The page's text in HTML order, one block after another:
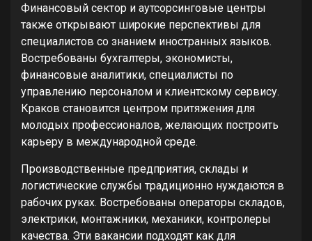
Финансовый сектор и аутсорсинговые центры
также открывают широкие перспективы для
специалистов со знанием иностранных языков.
Востребованы бухгалтеры, экономисты,
финансовые аналитики, специалисты по
управлению персоналом и клиентскому сервису.
Краков становится центром притяжения для
молодых профессионалов, желающих построить
карьеру в международной среде.
Производственные предприятия, склады и
логистические службы традиционно нуждаются в
рабочих руках. Востребованы операторы складов,
электрики, монтажники, механики, контролеры
качества. Эти вакансии подходят как для